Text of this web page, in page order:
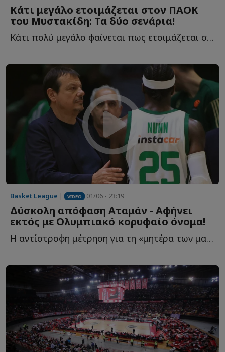
Κάτι μεγάλο ετοιμάζεται στον ΠΑΟΚ
του Μυστακίδη: Τα δύο σενάρια!
Κάτι πολύ μεγάλο φαίνεται πως ετοιμάζεται στον ΠΑΟΚ τ...
Basket League | VIDEO 01/06 - 23:19
Δύσκολη απόφαση Αταμάν - Αφήνει
εκτός με Ολυμπιακό κορυφαίο όνομα!
Η αντίστροφη μέτρηση για τη «μητέρα των μαχών» έχει ξ...